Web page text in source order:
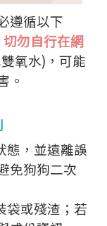
遵循以下
切勿自行在網
氧水)， 可能
。
態，並遠離誤
免狗狗二次
袋或殘渣；若